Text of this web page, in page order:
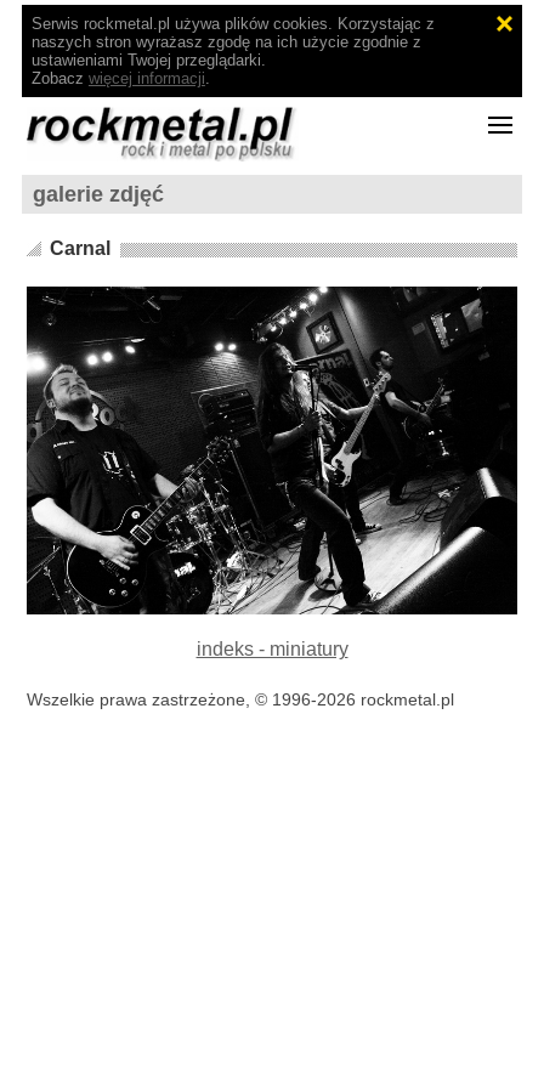
Serwis rockmetal.pl używa plików cookies. Korzystając z
naszych stron wyrażasz zgodę na ich użycie zgodnie z
ustawieniami Twojej przeglądarki.
Zobacz więcej informacji.
galerie zdjęć
Carnal
indeks - miniatury
Wszelkie prawa zastrzeżone, © 1996-2026 rockmetal.pl